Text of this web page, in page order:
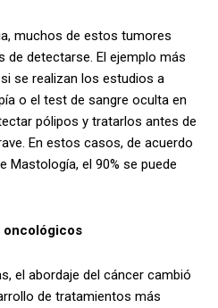
muchos de estos tumores
detectarse. El ejemplo más
se realizan los estudios a
o el test de sangre oculta en
pólipos y tratarlos antes de
En estos casos, de acuerdo
Mastología, el 90% se puede
oncológicos
el abordaje del cáncer cambió
de tratamientos más